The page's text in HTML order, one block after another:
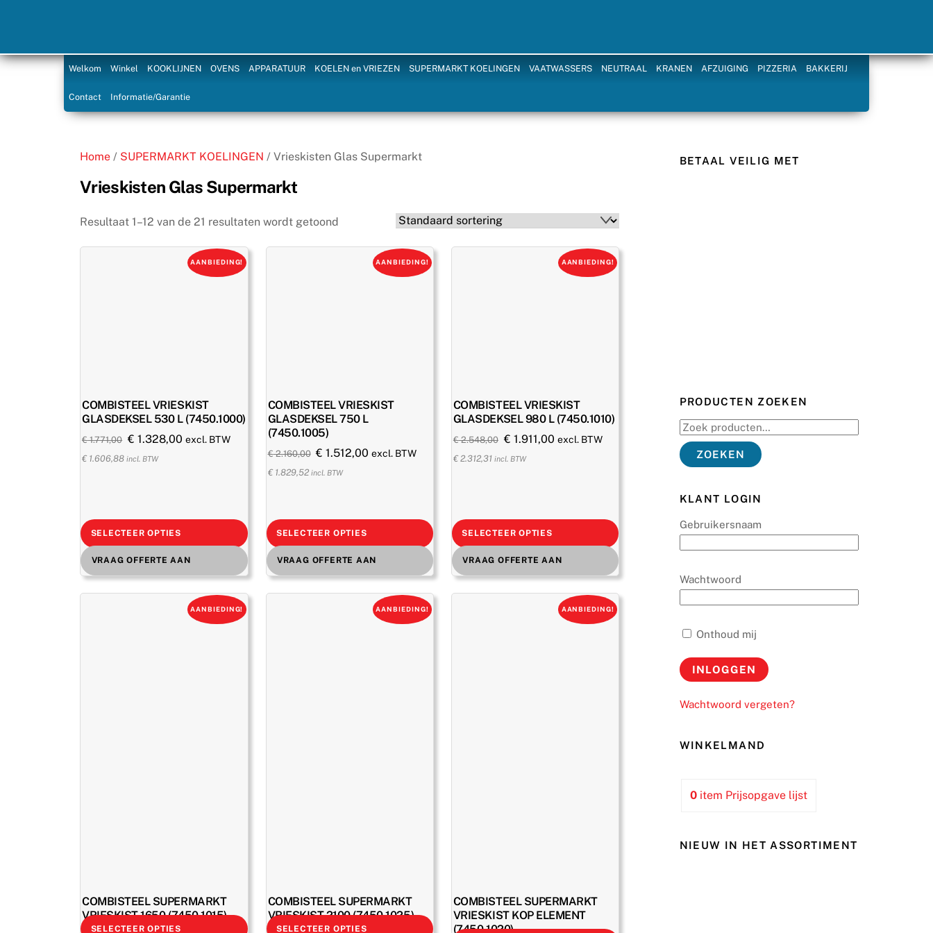
Welkom Winkel KOOKLIJNEN OVENS APPARATUUR KOELEN en VRIEZEN SUPERMARKT KOELINGEN VAATWASSERS NEUTRAAL KRANEN AFZUIGING PIZZERIA BAKKERIJ
Contact Informatie/Garantie
Home / SUPERMARKT KOELINGEN / Vrieskisten Glas Supermarkt
Vrieskisten Glas Supermarkt
Resultaat 1–12 van de 21 resultaten wordt getoond
AANBIEDING!
COMBISTEEL VRIESKIST
GLASDEKSEL 530 L (7450.1000)
€1.771,00 Oorspronkelijke
prijs
€ 1.328,00 Huidige
excl. BTW
€1.606,88 incl. BTW
SELECTEER OPTIES
VRAAG OFFERTE AAN
AANBIEDING!
COMBISTEEL VRIESKIST
GLASDEKSEL 750 L
(7450.1005)
€2.160,00 Oorspronkelijke
prijs
€ 1.512,00 Huidige
excl. BTW
€1.829,52 incl. BTW
SELECTEER OPTIES
VRAAG OFFERTE AAN
AANBIEDING!
COMBISTEEL VRIESKIST
GLASDEKSEL 980 L (7450.1010)
€2.548,00 Oorspronkelijke
prijs
€ 1.911,00Huidige
excl. BTW
€2.312,31 incl. BTW
SELECTEER OPTIES
VRAAG OFFERTE AAN
AANBIEDING!
COMBISTEEL SUPERMARKT
VRIESKIST 1650 (7450.1015)
SELECTEER OPTIES
AANBIEDING!
COMBISTEEL SUPERMARKT
VRIESKIST 2100 (7450.1025)
SELECTEER OPTIES
AANBIEDING!
COMBISTEEL SUPERMARKT
VRIESKIST KOP ELEMENT
(7450.1020)
BETAAL VEILIG MET
PRODUCTEN ZOEKEN
Zoeken
naar:
ZOEKEN
KLANT LOGIN
Gebruikersnaam
Wachtwoord
Onthoud mij
Wachtwoord vergeten?
WINKELMAND
0item Prijsopgave lijst
NIEUW IN HET ASSORTIMENT